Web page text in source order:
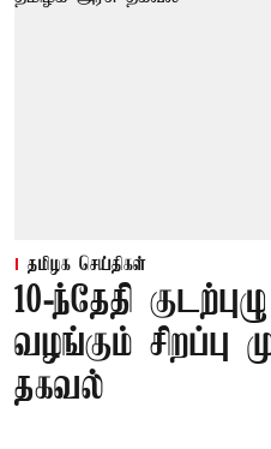
தமிழக செய்திகள்
10-ந்தேதி
வழங்கும் சிறப்பு
தகவல்